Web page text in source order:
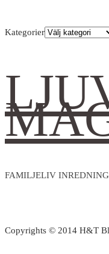
Kategorier
FAMILJELIV
Copyrights © 2014 H&T